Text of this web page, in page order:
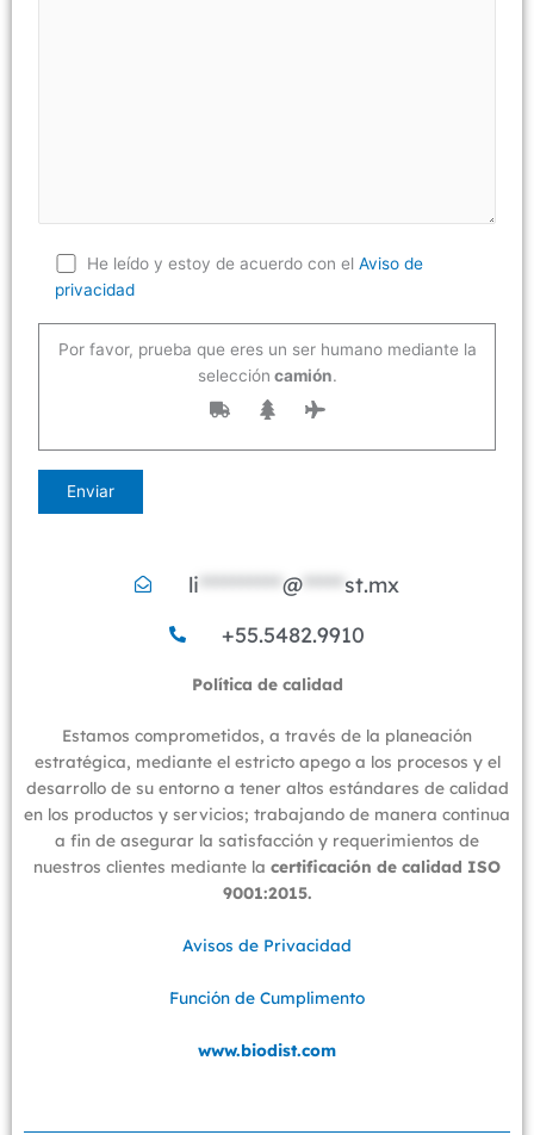
He leído y estoy de acuerdo con el Aviso de
privacidad
Por favor, prueba que eres un ser humano mediante la
selección camión.
li ********** @***** st.mx
+55.5482.9910
Política de calidad​​
Estamos comprometidos, a través de la planeación
estratégica, mediante el estricto apego a los procesos y el
desarrollo de su entorno a tener altos estándares de calidad
en los productos y servicios; trabajando de manera continua
a fin de asegurar la satisfacción y requerimientos de
nuestros clientes mediante la certificación de calidad ISO
9001:2015.
Avisos de Privacidad
Función de Cumplimento
www.biodist.com